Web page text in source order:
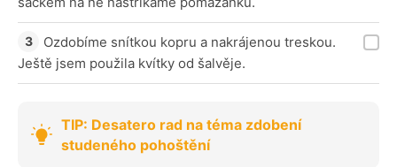
Ozdobíme snítkou kopru a nakrájenou treskou.
Ještě jsem použila kvítky od šalvěje.
TIP: Desatero rad na téma zdobení
studeného pohoštění